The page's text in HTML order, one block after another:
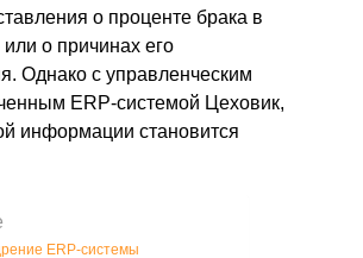
о проценте брака в
о причинах его
Однако с управленческим
ERP-системой Цеховик,
информации становится
ERP-системы